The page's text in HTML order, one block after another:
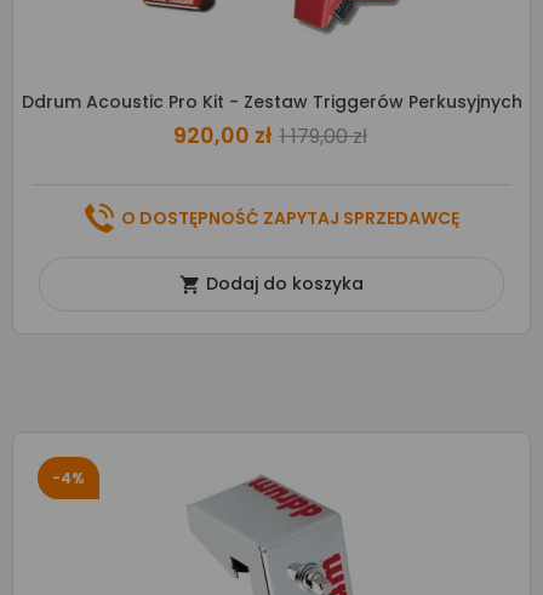
Ddrum Acoustic Pro Kit - Zestaw Triggerów Perkusyjnych
920,00 zł 1 179,00 zł
O DOSTĘPNOŚĆ ZAPYTAJ SPRZEDAWCĘ
 Dodaj do koszyka
-4%